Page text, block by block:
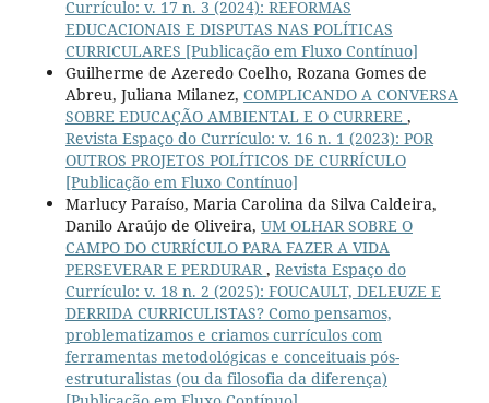
Currículo: v. 17 n. 3 (2024): REFORMAS
EDUCACIONAIS E DISPUTAS NAS POLÍTICAS
CURRICULARES [Publicação em Fluxo Contínuo]
Guilherme de Azeredo Coelho, Rozana Gomes de
Abreu, Juliana Milanez, COMPLICANDO A CONVERSA
SOBRE EDUCAÇÃO AMBIENTAL E O CURRERE ,
Revista Espaço do Currículo: v. 16 n. 1 (2023): POR
OUTROS PROJETOS POLÍTICOS DE CURRÍCULO
[Publicação em Fluxo Contínuo]
Marlucy Paraíso, Maria Carolina da Silva Caldeira,
Danilo Araújo de Oliveira, UM OLHAR SOBRE O
CAMPO DO CURRÍCULO PARA FAZER A VIDA
PERSEVERAR E PERDURAR, Revista Espaço do
Currículo: v. 18 n. 2 (2025): FOUCAULT, DELEUZE E
DERRIDA CURRICULISTAS? Como pensamos,
problematizamos e criamos currículos com
ferramentas metodológicas e conceituais pós-
estruturalistas (ou da filosofia da diferença)